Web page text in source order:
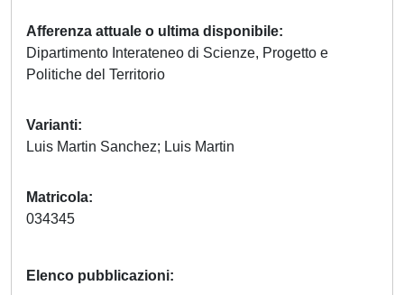
Afferenza attuale o ultima disponibile
Dipartimento Interateneo di Scienze, Progetto e
Politiche del Territorio
Varianti
Luis Martin Sanchez; Luis Martin
Matricola
034345
Elenco pubblicazioni